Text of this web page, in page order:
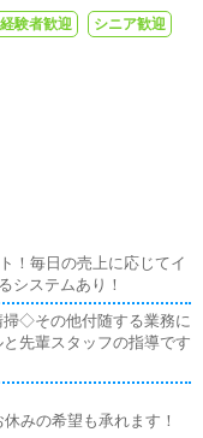
経験者歓迎
シニア歓迎
！毎日の売上に応じてイ
システムあり！
◇その他付随する業務に
先輩スタッフの指導です
みの希望も承れます！